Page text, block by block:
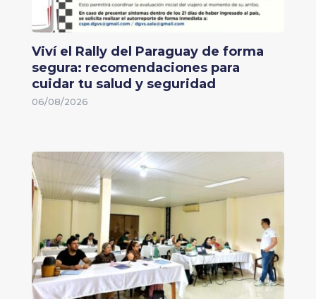
Viví el Rally del Paraguay de forma
segura: recomendaciones para
cuidar tu salud y seguridad
06/08/2026